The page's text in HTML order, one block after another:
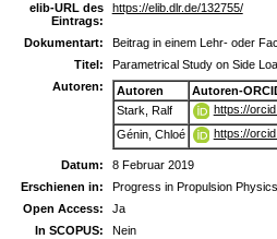
elib-URL des
Eintrags:
https://elib.dlr.de/132755/
Dokumentart:
Beitrag in einem Lehr- oder
Titel:
Parametrical Study on Side
Autoren:
Autoren
Autoren-
Stark, Ralf
https://
Génin, Chloé
https://
Datum:
8 Februar 2019
Erschienen in:
Progress in Propulsion Physics
Open Access:
Ja
In SCOPUS:
Nein